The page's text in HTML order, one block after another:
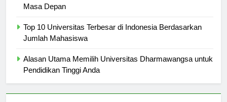
Masa Depan
Top 10 Universitas Terbesar di Indonesia Berdasarkan
Jumlah Mahasiswa
Alasan Utama Memilih Universitas Dharmawangsa untuk
Pendidikan Tinggi Anda